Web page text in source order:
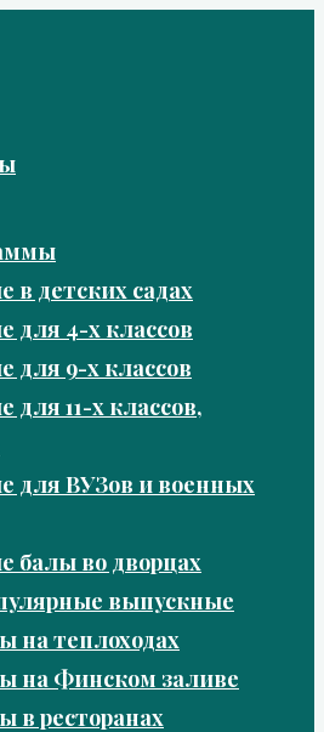
в детских садах
для 4-х классов
для 9-х классов
для 11-х классов,
для ВУЗов и военных
балы во дворцах
выпускные
на теплоходах
на Финском заливе
в ресторанах